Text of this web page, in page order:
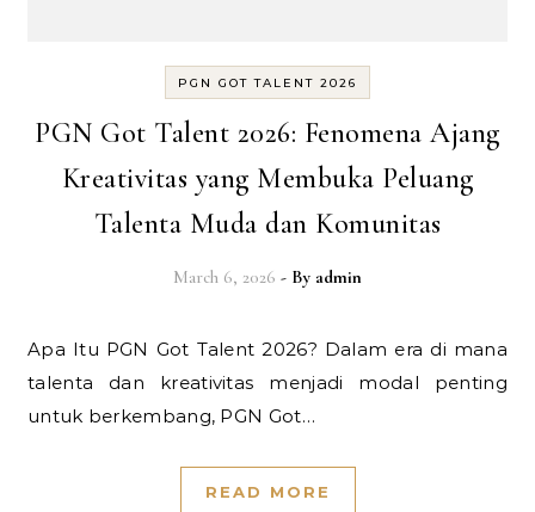
PGN GOT TALENT 2026
PGN Got Talent 2026: Fenomena Ajang
Kreativitas yang Membuka Peluang
Talenta Muda dan Komunitas
March 6, 2026 - By admin
Apa Itu PGN Got Talent 2026? Dalam era di mana
talenta dan kreativitas menjadi modal penting
untuk berkembang, PGN Got…
READ MORE